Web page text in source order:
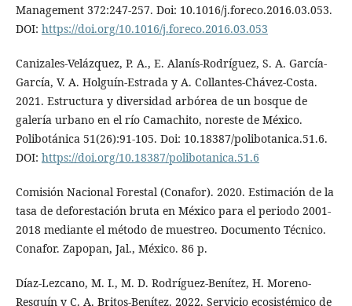
Management 372:247-257. Doi: 10.1016/j.foreco.2016.03.053.
DOI: https://doi.org/10.1016/j.foreco.2016.03.053
Canizales-Velázquez, P. A., E. Alanís-Rodríguez, S. A. García-
García, V. A. Holguín-Estrada y A. Collantes-Chávez-Costa.
2021. Estructura y diversidad arbórea de un bosque de
galería urbano en el río Camachito, noreste de México.
Polibotánica 51(26):91-105. Doi: 10.18387/polibotanica.51.6.
DOI: https://doi.org/10.18387/polibotanica.51.6
Comisión Nacional Forestal (Conafor). 2020. Estimación de la
tasa de deforestación bruta en México para el periodo 2001-
2018 mediante el método de muestreo. Documento Técnico.
Conafor. Zapopan, Jal., México. 86 p.
Díaz-Lezcano, M. I., M. D. Rodríguez-Benítez, H. Moreno-
Resquín y C. A. Britos-Benítez. 2022. Servicio ecosistémico de